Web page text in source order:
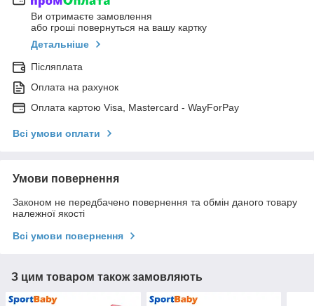
Ви отримаєте замовлення
або гроші повернуться на вашу картку
Детальніше
Післяплата
Оплата на рахунок
Оплата картою Visa, Mastercard - WayForPay
Всі умови оплати
Умови повернення
Законом не передбачено повернення та обмін даного товару
належної якості
Всі умови повернення
З цим товаром також замовляють